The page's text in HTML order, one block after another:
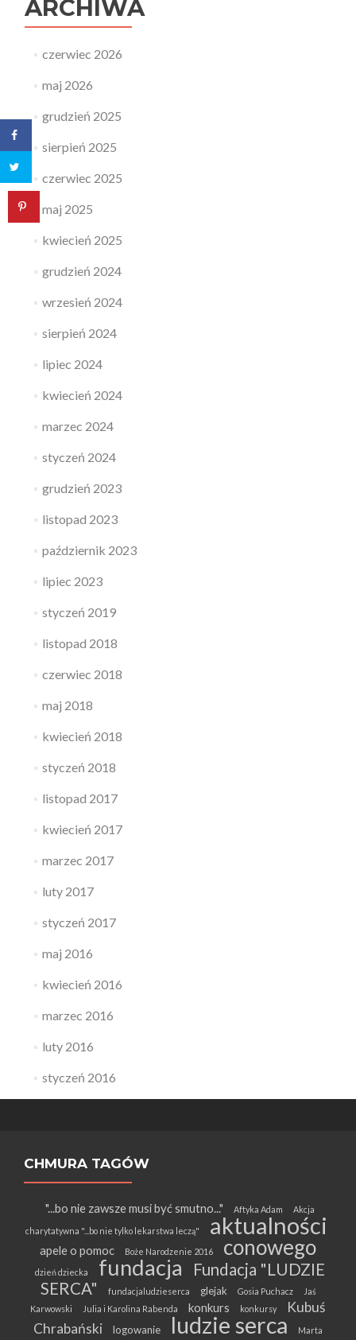
ARCHIWA
czerwiec 2026
maj 2026
grudzień 2025
sierpień 2025
czerwiec 2025
maj 2025
kwiecień 2025
grudzień 2024
wrzesień 2024
sierpień 2024
lipiec 2024
kwiecień 2024
marzec 2024
styczeń 2024
grudzień 2023
listopad 2023
październik 2023
lipiec 2023
styczeń 2019
listopad 2018
czerwiec 2018
maj 2018
kwiecień 2018
styczeń 2018
listopad 2017
kwiecień 2017
marzec 2017
luty 2017
styczeń 2017
maj 2016
kwiecień 2016
marzec 2016
luty 2016
styczeń 2016
CHMURA TAGÓW
"...bo nie zawsze musi być smutno..." Aftyka Adam Akcja
charytatywna "...bo nie tylko lekarstwa leczą" aktualności
apele o pomoc Boże Narodzenie 2016 conowego
dzień dziecka fundacja
Fundacja "LUDZIE
SERCA"
fundacjaludzieserca glejak Gosia Puchacz
Jaś
Karwowski
Julia i Karolina Rabenda konkurs konkursy
Kubuś
Chrabański
logowanie ludzie serca
Marta